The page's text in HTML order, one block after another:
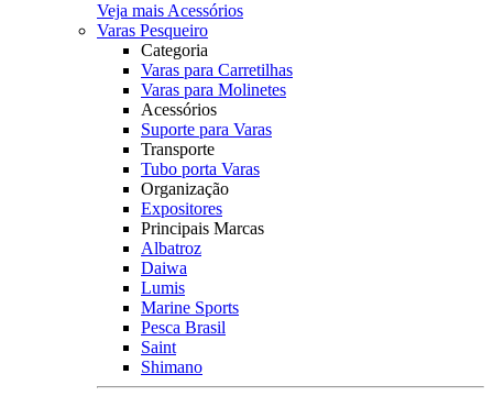
Veja mais Acessórios
Varas Pesqueiro
Categoria
Varas para Carretilhas
Varas para Molinetes
Acessórios
Suporte para Varas
Transporte
Tubo porta Varas
Organização
Expositores
Principais Marcas
Albatroz
Daiwa
Lumis
Marine Sports
Pesca Brasil
Saint
Shimano